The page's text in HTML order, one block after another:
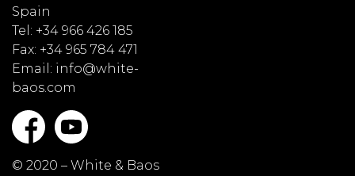
Spain
Tel: +34 966 426 185
Fax: +34 965 784 471
Email: info@white-
baos.com
© 2020 – White & Baos